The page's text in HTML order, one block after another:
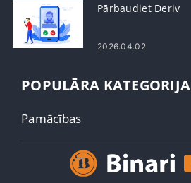
Pārbaudiet Deriv
2026.04.02
POPULĀRA KATEGORIJA
Pamācības